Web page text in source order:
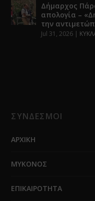
Δήμαρχος
απολογία –
την
Jul 31, 2026 |
ΣΥΝΔΕΣΜΟΙ
ΑΡΧΙΚΗ
ΜΥΚΟΝΟΣ
ΕΠΙΚΑΙΡΟΤΗΤΑ